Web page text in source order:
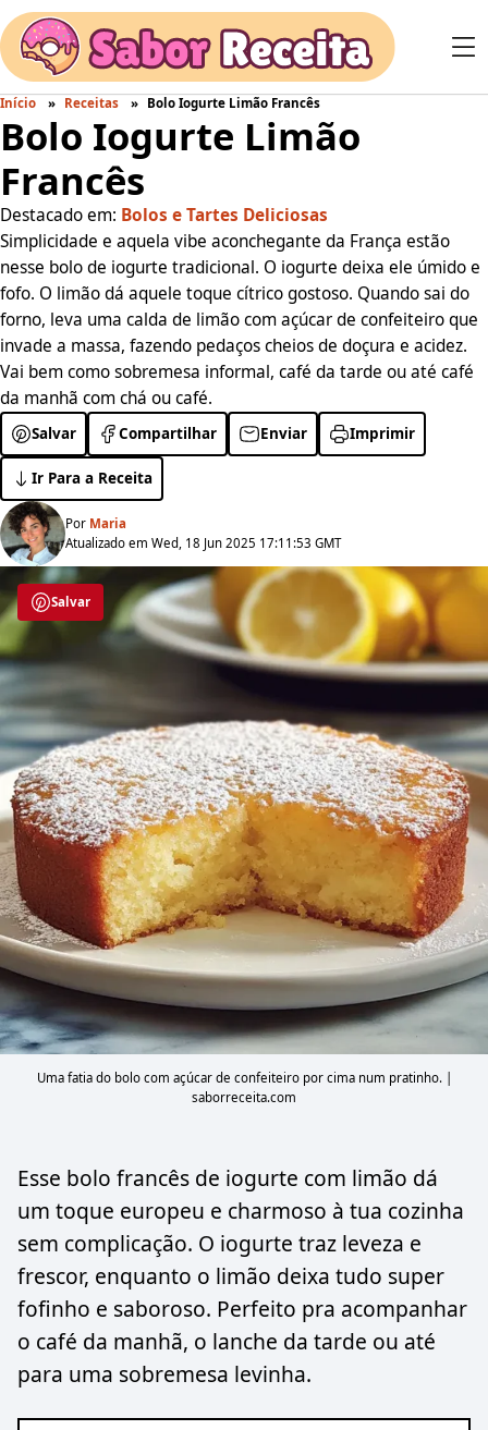
Início Receitas Bolo Iogurte Limão Francês
Bolo Iogurte Limão
Francês
Destacado em: Bolos e Tartes Deliciosas
Simplicidade e aquela vibe aconchegante da França estão
nesse bolo de iogurte tradicional. O iogurte deixa ele úmido e
fofo. O limão dá aquele toque cítrico gostoso. Quando sai do
forno, leva uma calda de limão com açúcar de confeiteiro que
invade a massa, fazendo pedaços cheios de doçura e acidez.
Vai bem como sobremesa informal, café da tarde ou até café
da manhã com chá ou café.
Salvar Compartilhar Enviar Imprimir
Ir Para a Receita
Por Maria
Atualizado em Wed, 18 Jun 2025 17:11:53 GMT
Salvar
Uma fatia do bolo com açúcar de confeiteiro por cima num pratinho. |
saborreceita.com
Esse bolo francês de iogurte com limão dá
um toque europeu e charmoso à tua cozinha
sem complicação. O iogurte traz leveza e
frescor, enquanto o limão deixa tudo super
fofinho e saboroso. Perfeito pra acompanhar
o café da manhã, o lanche da tarde ou até
para uma sobremesa levinha.